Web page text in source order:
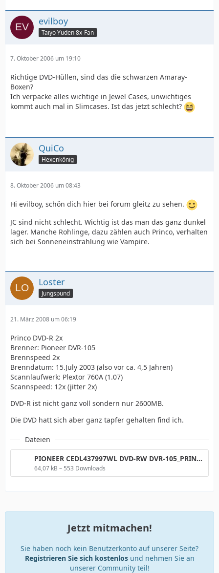
evilboy
Taiyo Yuden 8x-Fan
7. Oktober 2006 um 19:10
Richtige DVD-Hüllen, sind das die schwarzen Amaray-
Boxen?
Ich verpacke alles wichtige in Jewel Cases, unwichtiges
kommt auch mal in Slimcases. Ist das jetzt schlecht?
QuiCo
Hexenkönig
8. Oktober 2006 um 08:43
Hi evilboy, schön dich hier bei forum gleitz zu sehen.
JC sind nicht schlecht. Wichtig ist das man das ganz dunkel
lager. Manche Rohlinge, dazu zählen auch Princo, verhalten
sich bei Sonneneinstrahlung wie Vampire.
Loster
Jungspund
21. März 2008 um 06:19
Princo DVD-R 2x
Brenner: Pioneer DVR-105
Brennspeed 2x
Brenndatum: 15.July 2003 (also vor ca. 4,5 Jahren)
Scannlaufwerk: Plextor 760A (1.07)
Scannspeed: 12x (jitter 2x)
DVD-R ist nicht ganz voll sondern nur 2600MB.
Die DVD hatt sich aber ganz tapfer gehalten find ich.
Dateien
PIONEER CEDL437997WL DVD-RW DVR-105_PRINCO_DVDR PX-760A _Mar 21 2008 05h09m48s288ms_12x.png
64,07 kB – 553 Downloads
Jetzt mitmachen!
Sie haben noch kein Benutzerkonto auf unserer Seite?
Registrieren Sie sich kostenlosund nehmen Sie an
unserer Community teil!